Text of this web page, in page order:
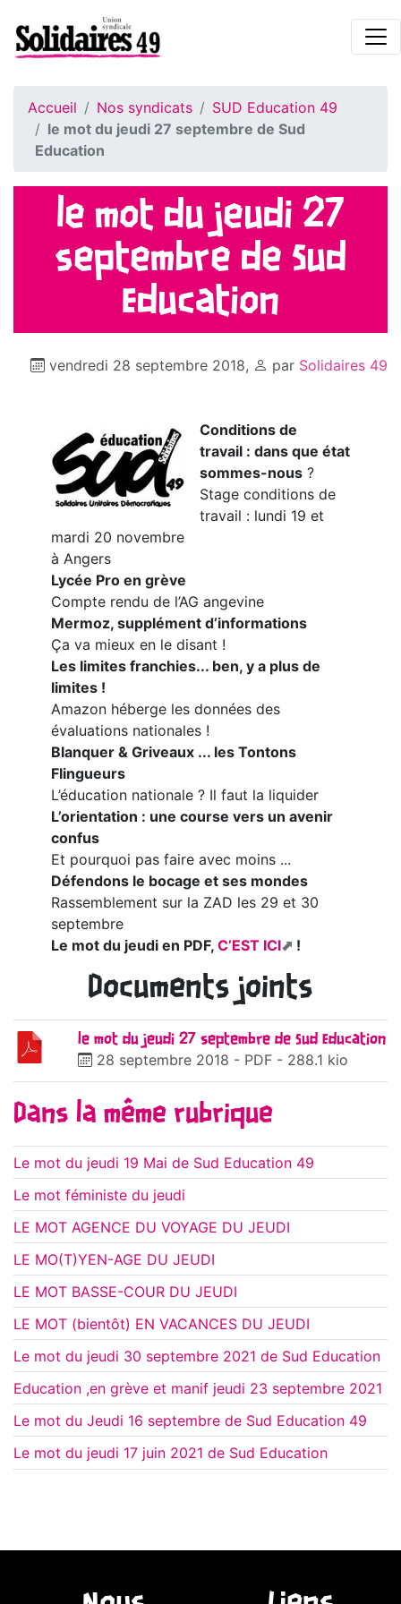
Accueil Nos syndicats
SUD Education 49
le mot du jeudi 27 septembre de Sud
Education
le mot du jeudi 27
septembre de Sud
Education
vendredi 28 septembre 2018, par Solidaires 49
Conditions de
travail : dans que état
sommes-nous?
Stage conditions de
travail : lundi 19 et
mardi 20 novembre
à Angers
Lycée Pro en grève
Compte rendu de l’AG angevine
Mermoz, supplément d’informations
Ça va mieux en le disant !
Les limites franchies... ben, y a plus de
limites !
Amazon héberge les données des
évaluations nationales !
Blanquer & Griveaux ... les Tontons
Flingueurs
L’éducation nationale ? Il faut la liquider
L’orientation : une course vers un avenir
confus
Et pourquoi pas faire avec moins ...
Défendons le bocage et ses mondes
Rassemblement sur la ZAD les 29 et 30
septembre
Le mot du jeudi en PDF, C’EST ICI !
Documents joints
le mot du jeudi 27 septembre de Sud Education
28 septembre 2018 - PDF - 288.1 kio
Dans la même rubrique
Le mot du jeudi 19 Mai de Sud Education 49
Le mot féministe du jeudi
LE MOT AGENCE DU VOYAGE DU JEUDI
LE MO(T)YEN-AGE DU JEUDI
LE MOT BASSE-COUR DU JEUDI
LE MOT (bientôt) EN VACANCES DU JEUDI
Le mot du jeudi 30 septembre 2021 de Sud Education
Education ,en grève et manif jeudi 23 septembre 2021
Le mot du Jeudi 16 septembre de Sud Education 49
Le mot du jeudi 17 juin 2021 de Sud Education